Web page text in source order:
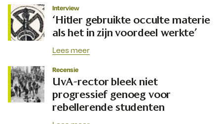
Interview
‘Hitler gebruikte occulte materie
als het in zijn voordeel werkte’
Lees meer
Recensie
UvA-rector bleek niet
progressief genoeg voor
rebellerende studenten